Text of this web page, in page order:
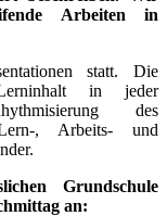
Arbeiten in
statt. Die
in jeder
des
, Arbeits- und
Grundschule
an: